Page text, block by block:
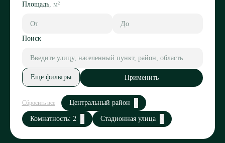
Площадь, м²
Поиск
Еще фильтры Применить
Сбросить все Центральный район
Комнатность: 2 Стадионная улица